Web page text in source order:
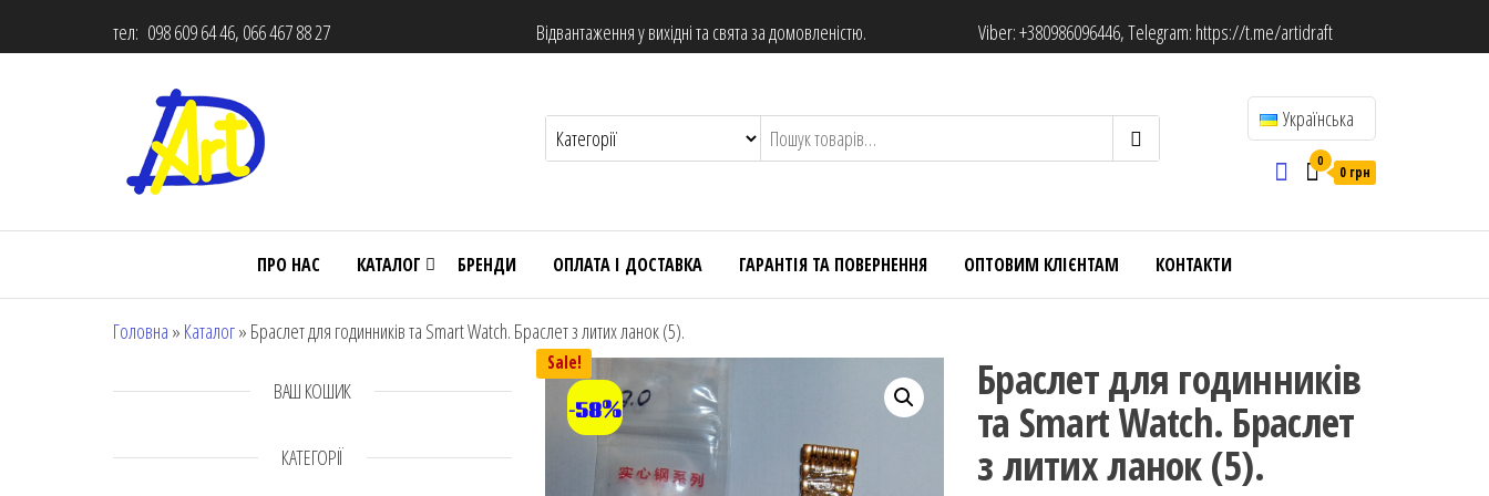
тел: 098 609 64 46, 066 467 88 27 Відвантаження у вихідні та свята за домовленістю. Viber:+380986096446, Telegram: https://t.me/artidraft
Українська
0
0 грн
ПРО НАС КАТАЛОГ БРЕНДИ ОПЛАТА І ДОСТАВКА ГАРАНТІЯ ТА ПОВЕРНЕННЯ ОПТОВИМ КЛІЄНТАМ КОНТАКТИ
Головна » Каталог» Браслет для годинників та Smart Watch. Браслет з литих ланок (5).
ВАШ КОШИК
КАТЕГОРІЇ
Sale!
-58%
Браслет для годинників
та Smart Watch. Браслет
з литих ланок (5).